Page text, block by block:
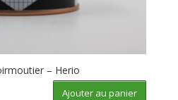
– Herio
Ajouter au panier